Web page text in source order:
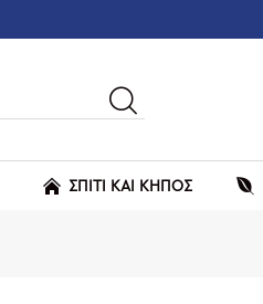
ΣΠΙΤΙ ΚΑΙ ΚΗΠΟΣ